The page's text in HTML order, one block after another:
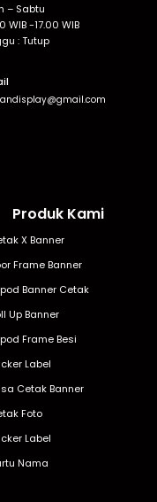
– Sabtu
WIB -17.00 WIB
: Tutup
Produk Kami
X Banner
Frame Banner
Banner Cetak
Up Banner
Frame Besi
Label
Cetak Banner
Foto
Label
Nama